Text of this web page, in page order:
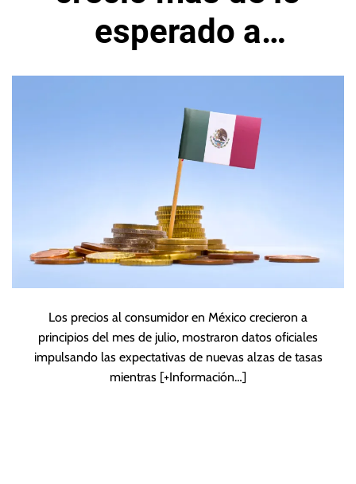
esperado a
principios de este
mes
Los precios al consumidor en México crecieron a
principios del mes de julio, mostraron datos oficiales
impulsando las expectativas de nuevas alzas de tasas
mientras [+Información…]